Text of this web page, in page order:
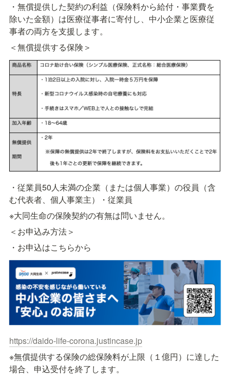
・無償提供した契約の利益（保険料から給付・事業費を
除いた金額）は医療従事者に寄付し、中小企業と医療従
事者の両方を支援します。
＜無償提供する保険＞
・従業員50人未満の企業（または個人事業）の役員（含
む代表者、個人事業主）・従業員
※大同生命の保険契約の有無は問いません。
＜お申込み方法＞
・お申込はこちらから
https://daido-life-corona.justincase.jp
※無償提供する保険の総保険料が上限（１億円）に達した
場合、申込受付を終了します。